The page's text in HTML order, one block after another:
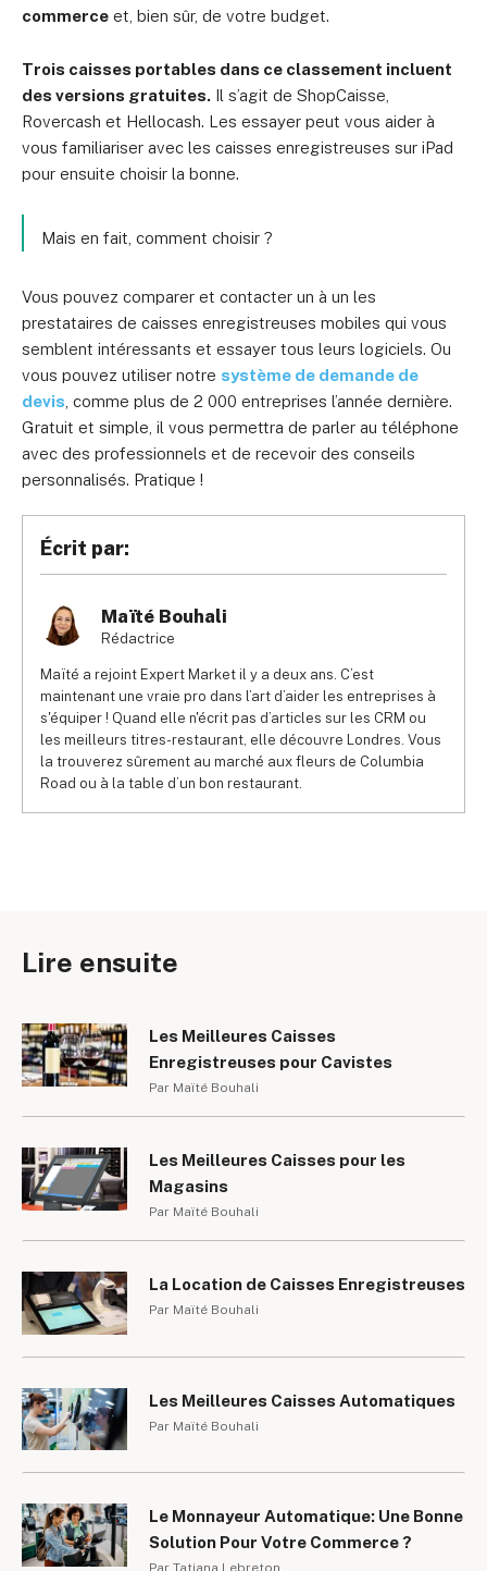
commerce et, bien sûr, de votre budget.
Trois caisses portables dans ce classement incluent
des versions gratuites. Il s’agit de ShopCaisse,
Rovercash et Hellocash. Les essayer peut vous aider à
vous familiariser avec les caisses enregistreuses sur iPad
pour ensuite choisir la bonne.
Mais en fait, comment choisir ?
Vous pouvez comparer et contacter un à un les
prestataires de caisses enregistreuses mobiles qui vous
semblent intéressants et essayer tous leurs logiciels. Ou
vous pouvez utiliser notre système de demande de
devis , comme plus de 2 000 entreprises l’année dernière.
Gratuit et simple, il vous permettra de parler au téléphone
avec des professionnels et de recevoir des conseils
personnalisés. Pratique !
Écrit par:
Maïté Bouhali
Rédactrice
Maïté a rejoint Expert Market il y a deux ans. C’est
maintenant une vraie pro dans l’art d’aider les entreprises à
s'équiper ! Quand elle n'écrit pas d’articles sur les CRM ou
les meilleurs titres-restaurant, elle découvre Londres. Vous
la trouverez sûrement au marché aux fleurs de Columbia
Road ou à la table d’un bon restaurant.
Lire ensuite
Les Meilleures Caisses
Enregistreuses pour Cavistes
Par Maïté Bouhali
Les Meilleures Caisses pour les
Magasins
Par Maïté Bouhali
La Location de Caisses Enregistreuses
Par Maïté Bouhali
Les Meilleures Caisses Automatiques
Par Maïté Bouhali
Le Monnayeur Automatique: Une Bonne
Solution Pour Votre Commerce ?